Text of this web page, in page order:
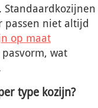
Standaardkozijnen
passen niet altijd
op maat
wat
type kozijn?